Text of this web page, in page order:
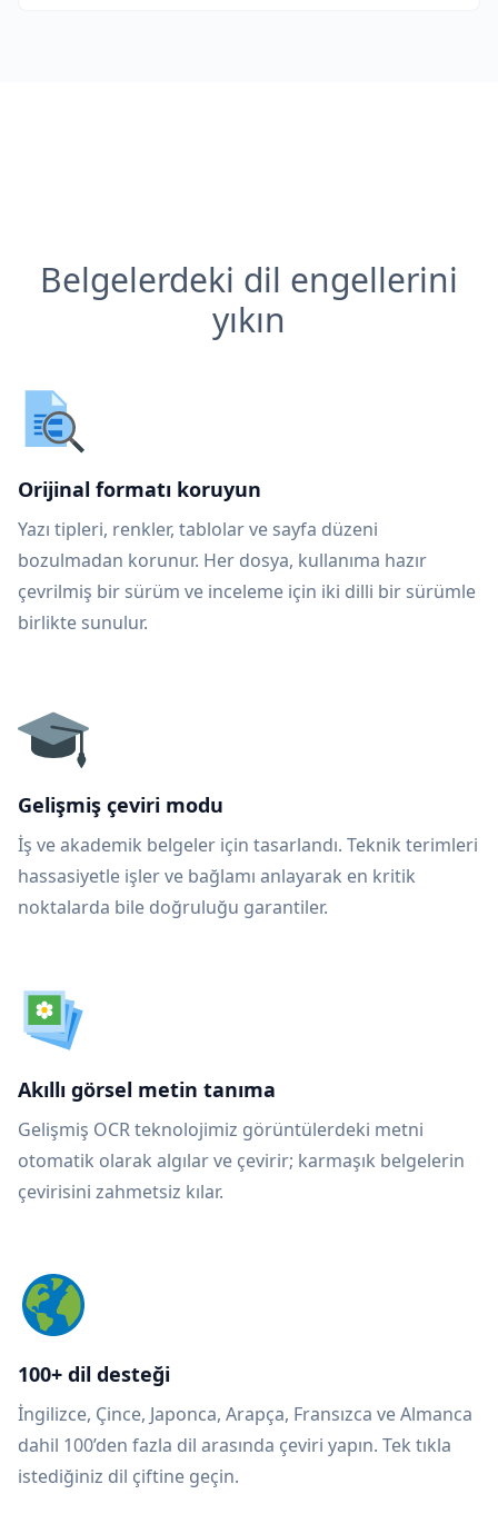
Belgelerdeki dil engellerini
yıkın
Orijinal formatı koruyun
Yazı tipleri, renkler, tablolar ve sayfa düzeni
bozulmadan korunur. Her dosya, kullanıma hazır
çevrilmiş bir sürüm ve inceleme için iki dilli bir sürümle
birlikte sunulur.
Gelişmiş çeviri modu
İş ve akademik belgeler için tasarlandı. Teknik terimleri
hassasiyetle işler ve bağlamı anlayarak en kritik
noktalarda bile doğruluğu garantiler.
Akıllı görsel metin tanıma
Gelişmiş OCR teknolojimiz görüntülerdeki metni
otomatik olarak algılar ve çevirir; karmaşık belgelerin
çevirisini zahmetsiz kılar.
100+ dil desteği
İngilizce, Çince, Japonca, Arapça, Fransızca ve Almanca
dahil 100’den fazla dil arasında çeviri yapın. Tek tıkla
istediğiniz dil çiftine geçin.